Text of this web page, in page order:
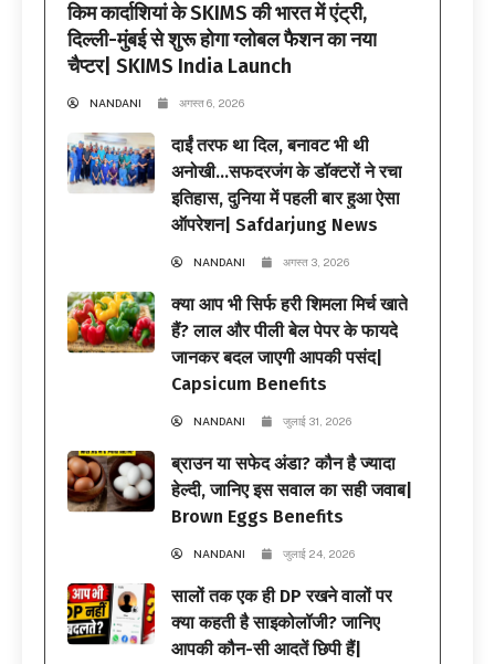
किम कार्दाशियां के SKIMS की भारत में एंट्री,
दिल्ली-मुंबई से शुरू होगा ग्लोबल फैशन का नया
चैप्टर| SKIMS India Launch
NANDANI अगस्त 6, 2026
दाईं तरफ था दिल, बनावट भी थी
अनोखी…सफदरजंग के डॉक्टरों ने रचा
इतिहास, दुनिया में पहली बार हुआ ऐसा
ऑपरेशन| Safdarjung News
NANDANI अगस्त 3, 2026
क्या आप भी सिर्फ हरी शिमला मिर्च खाते
हैं? लाल और पीली बेल पेपर के फायदे
जानकर बदल जाएगी आपकी पसंद|
Capsicum Benefits
NANDANI जुलाई 31, 2026
ब्राउन या सफेद अंडा? कौन है ज्यादा
हेल्दी, जानिए इस सवाल का सही जवाब|
Brown Eggs Benefits
NANDANI जुलाई 24, 2026
सालों तक एक ही DP रखने वालों पर
क्या कहती है साइकोलॉजी? जानिए
आपकी कौन-सी आदतें छिपी हैं|